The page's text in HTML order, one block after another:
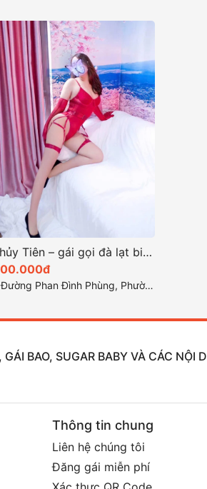
Thủy Tiên – gái gọi đà lạt biểu tượng của vẻ đẹp tự nhiên
Đường Phan Đình Phùng, Phường 2, Thành phố Đà Lạt, Tỉnh Lâm Đồng
BAO, SUGAR BABY VÀ CÁC NỘI
Thông tin chung
Liên hệ chúng tôi
Đăng gái miễn phí